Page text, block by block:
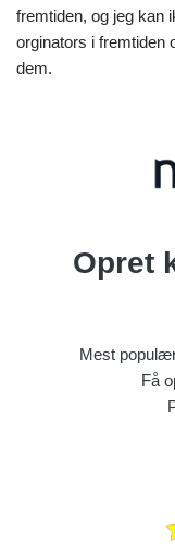
fremtiden, og jeg kan
orginators i fremtiden
dem.
Opret
Mest
Få